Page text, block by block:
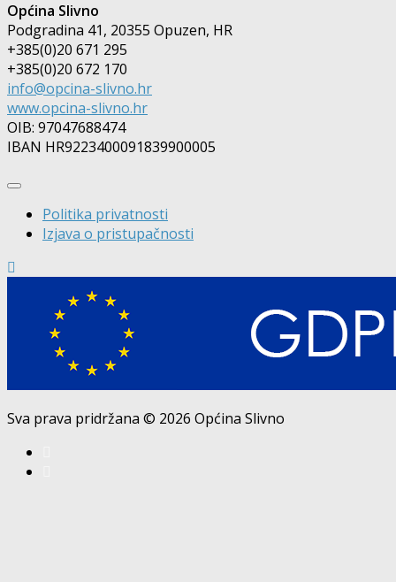
Općina Slivno
Podgradina 41, 20355 Opuzen, HR
+385(0)20 671 295
+385(0)20 672 170
info@opcina-slivno.hr
www.opcina-slivno.hr
OIB: 97047688474
IBAN HR9223400091839900005
Politika privatnosti
Izjava o pristupačnosti
Sva prava pridržana © 2026 Općina Slivno